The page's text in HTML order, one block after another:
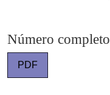
Número completo
PDF